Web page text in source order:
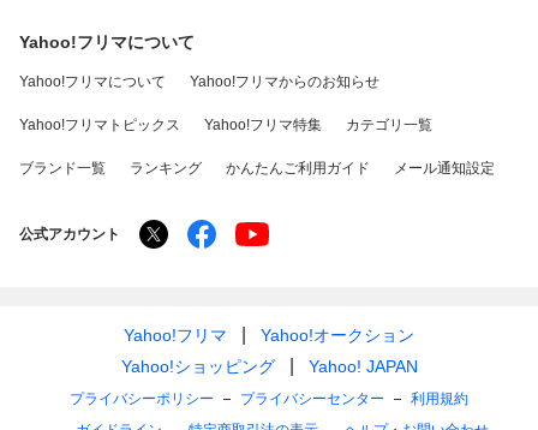
Yahoo!フリマについて
Yahoo!フリマについて Yahoo!フリマからのお知らせ
Yahoo!フリマトピックス Yahoo!フリマ特集 カテゴリ一覧
ブランド一覧 ランキング かんたんご利用ガイド メール通知設定
公式アカウント
Yahoo!フリマ
Yahoo!オークション
Yahoo!ショッピング
Yahoo! JAPAN
プライバシーポリシー プライバシーセンター
利用規約